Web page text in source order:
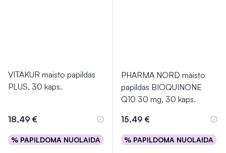
VITAKUR maisto papildas
PLUS, 30 kaps.
18,49 €
% PAPILDOMA NUOLAIDA
PHARMA NORD maisto
papildas BIOQUINONE
Q10 30 mg, 30 kaps.
15,49 €
% PAPILDOMA NUOLAIDA